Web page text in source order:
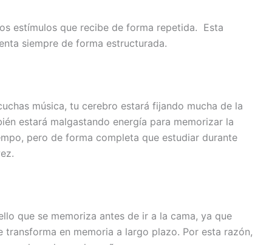
estímulos que recibe de forma repetida. Esta
siempre de forma estructurada.
música, tu cerebro estará fijando mucha de la
estará malgastando energía para memorizar la
pero de forma completa que estudiar durante
que se memoriza antes de ir a la cama, ya que
en memoria a largo plazo. Por esta razón,